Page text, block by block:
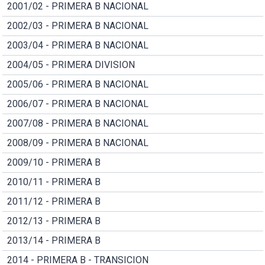
2001/02 - PRIMERA B NACIONAL
2002/03 - PRIMERA B NACIONAL
2003/04 - PRIMERA B NACIONAL
2004/05 - PRIMERA DIVISION
2005/06 - PRIMERA B NACIONAL
2006/07 - PRIMERA B NACIONAL
2007/08 - PRIMERA B NACIONAL
2008/09 - PRIMERA B NACIONAL
2009/10 - PRIMERA B
2010/11 - PRIMERA B
2011/12 - PRIMERA B
2012/13 - PRIMERA B
2013/14 - PRIMERA B
2014 - PRIMERA B - TRANSICION